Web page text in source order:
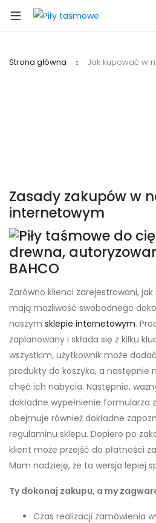
Strona główna Jak kupować w
Zasady zakupów w
internetowym
Zarówno klienci zarejestrowani,
mają możliwość swobodnego
naszym sklepie internetowym.
zaplanowany i składa się z kilku
wszystkim, użytkownik może
produkty do koszyka, a następnie
chęć ich nabycia. Następnie,
dokładne wypełnienie formularza
obejmuje również dokładne
regulaminu sklepu. Dopiero po
klient może przejść do płatności
Mam nadzieję, że ta wersja lepiej
Ty dokonaj zakupu, a my
Czas realizacji zamówienia